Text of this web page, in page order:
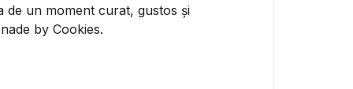
de un moment curat, gustos și
by Cookies.